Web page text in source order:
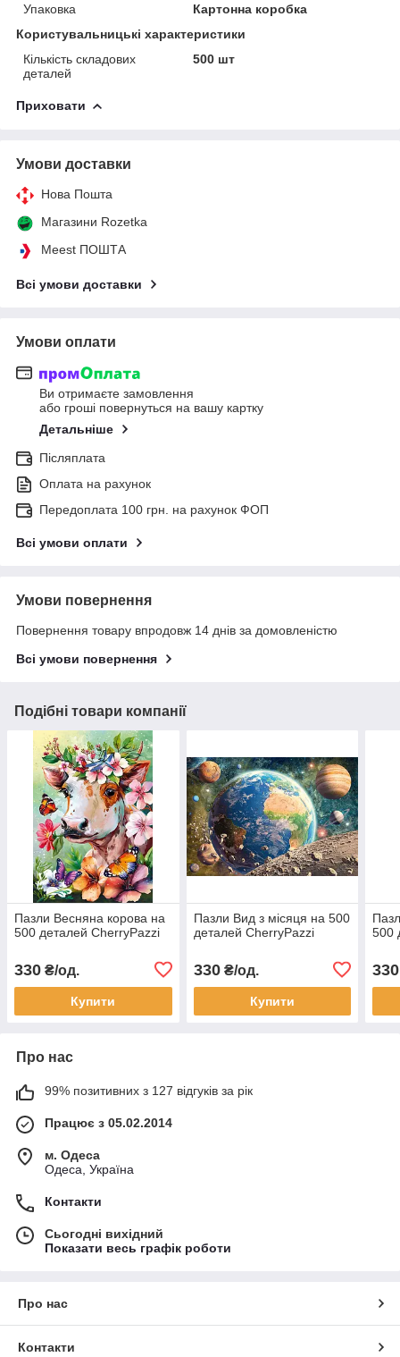
Упаковка
Картонна коробка
Користувальницькі характеристики
Кількість складових
деталей
500 шт
Приховати
Умови доставки
Нова Пошта
Магазини Rozetka
Meest ПОШТА
Всі умови доставки
Умови оплати
Ви отримаєте замовлення
або гроші повернуться на вашу картку
Детальніше
Післяплата
Оплата на рахунок
Передоплата 100 грн. на рахунок ФОП
Всі умови оплати
Умови повернення
Повернення товару впродовж 14 днів за домовленістю
Всі умови повернення
Подібні товари компанії
Пазли Весняна корова на
500 деталей CherryPazzi
330 ₴/од.
Купити
Пазли Вид з місяця на 500
деталей CherryPazzi
330₴/од.
Купити
500
330
Про нас
99% позитивних з 127 відгуків за рік
Працює з 05.02.2014
м. Одеса
Одеса, Україна
Контакти
Сьогодні вихідний
Показати весь графік роботи
Про нас
Контакти